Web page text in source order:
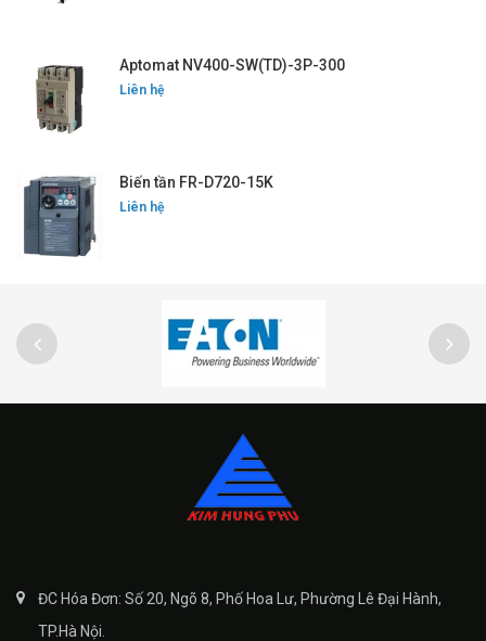
Aptomat NV400-SW(TD)-3P-300
Liên hệ
Biến tần FR-D720-15K
Liên hệ
ĐC Hóa Đơn: Số 20, Ngõ 8, Phố Hoa Lư, Phường Lê Đại Hành,
TP.Hà Nội.